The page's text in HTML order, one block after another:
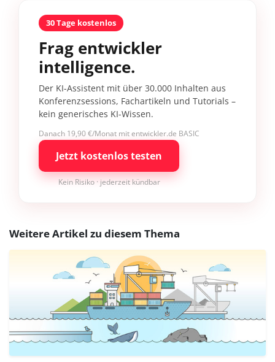
30 Tage kostenlos
Frag entwickler
intelligence.
Der KI-Assistent mit über 30.000 Inhalten aus
Konferenzsessions, Fachartikeln und Tutorials –
kein generisches KI-Wissen.
Danach 19,90 €/Monat mit entwickler.de BASIC
Jetzt kostenlos testen
Kein Risiko · jederzeit kündbar
Weitere Artikel zu diesem Thema